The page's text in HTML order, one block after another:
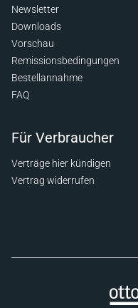
Newsletter
Downloads
Vorschau
Remissionsbedingungen
Bestellannahme
FAQ
Für Verbraucher
Verträge hier kündigen
Vertrag widerrufen